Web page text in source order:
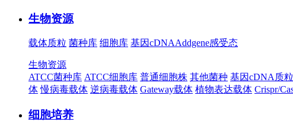
生物资源
载体质粒 菌种库 细胞库 基因cDNAAddgene感受态
生物资源
ATCC菌种库 ATCC细胞库 普通细胞株 其他菌种 基因cDNA质
体 慢病毒载体 逆病毒载体 Gateway载体 植物表达载体 Crispr/
细胞培养